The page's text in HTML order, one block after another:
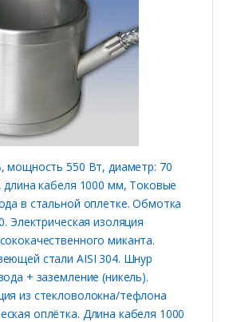
мощность 550 Вт, диаметр: 70
кабеля 1000 мм, Токовые
в стальной оплетке. Обмотка
Электрическая изоляция
миканта.
стали AISI 304. Шнур
+ заземление (никель).
из стекловолокна/тефлона
оплётка. Длина кабеля 1000